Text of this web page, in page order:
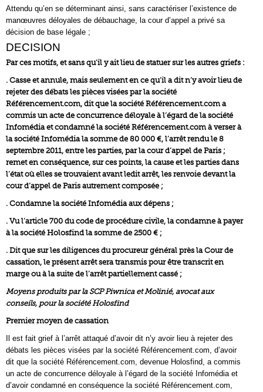
Attendu qu’en se déterminant ainsi, sans caractériser l’existence de
manœuvres déloyales de débauchage, la cour d’appel a privé sa
décision de base légale ;
DECISION
Par ces motifs, et sans qu’il y ait lieu de statuer sur les autres griefs :
. Casse et annule, mais seulement en ce qu’il a dit n’y avoir lieu de
rejeter des débats les pièces visées par la société
Référencement.com, dit que la société Référencement.com a
commis un acte de concurrence déloyale à l’égard de la société
Infomédia et condamné la société Référencement.com à verser à
la société Infomédia la somme de 80 000 €, l’arrêt rendu le 8
septembre 2011, entre les parties, par la cour d’appel de Paris ;
remet en conséquence, sur ces points, la cause et les parties dans
l’état où elles se trouvaient avant ledit arrêt, les renvoie devant la
cour d’appel de Paris autrement composée ;
. Condamne la société Infomédia aux dépens ;
. Vu l’article 700 du code de procédure civile, la condamne à payer
à la société Holosfind la somme de 2500 € ;
. Dit que sur les diligences du procureur général près la Cour de
cassation, le présent arrêt sera transmis pour être transcrit en
marge ou à la suite de l’arrêt partiellement cassé ;
Moyens produits par la SCP Piwnica et Molinié, avocat aux
conseils, pour la société Holosfind
Premier moyen de cassation
Il est fait grief à l’arrêt attaqué d’avoir dit n’y avoir lieu à rejeter des
débats les pièces visées par la société Référencement.com, d’avoir
dit que la société Référencement.com, devenue Holosfind, a commis
un acte de concurrence déloyale à l’égard de la société Infomédia et
d’avoir condamné en conséquence la société Référencement.com,